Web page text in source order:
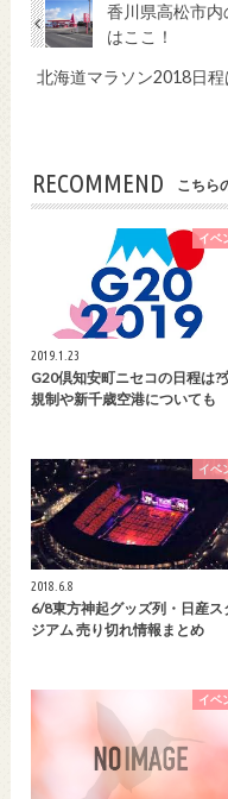
香川県高松市
はここ！
北海道マラソン2018日
RECOMMEND こちら
イベ
2019.1.23
G20倶知安町ニセコの日程は?
規制や新千歳空港についても
イベ
2018.6.8
6/8東方神起グッズ列・日産ス
ジアム 売り切れ情報まとめ
イベ